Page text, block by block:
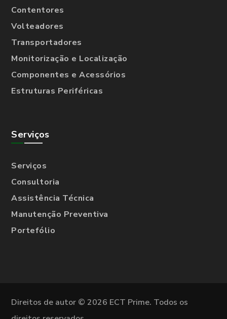
Contentores
Volteadores
Transportadores
Monitorização e Localização
Componentes e Acessórios
Estruturas Periféricas
Serviços
Serviços
Consultoria
Assistência Técnica
Manutenção Preventiva
Portefólio
Direitos de autor © 2026 ECT Prime. Todos os